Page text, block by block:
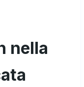
nella